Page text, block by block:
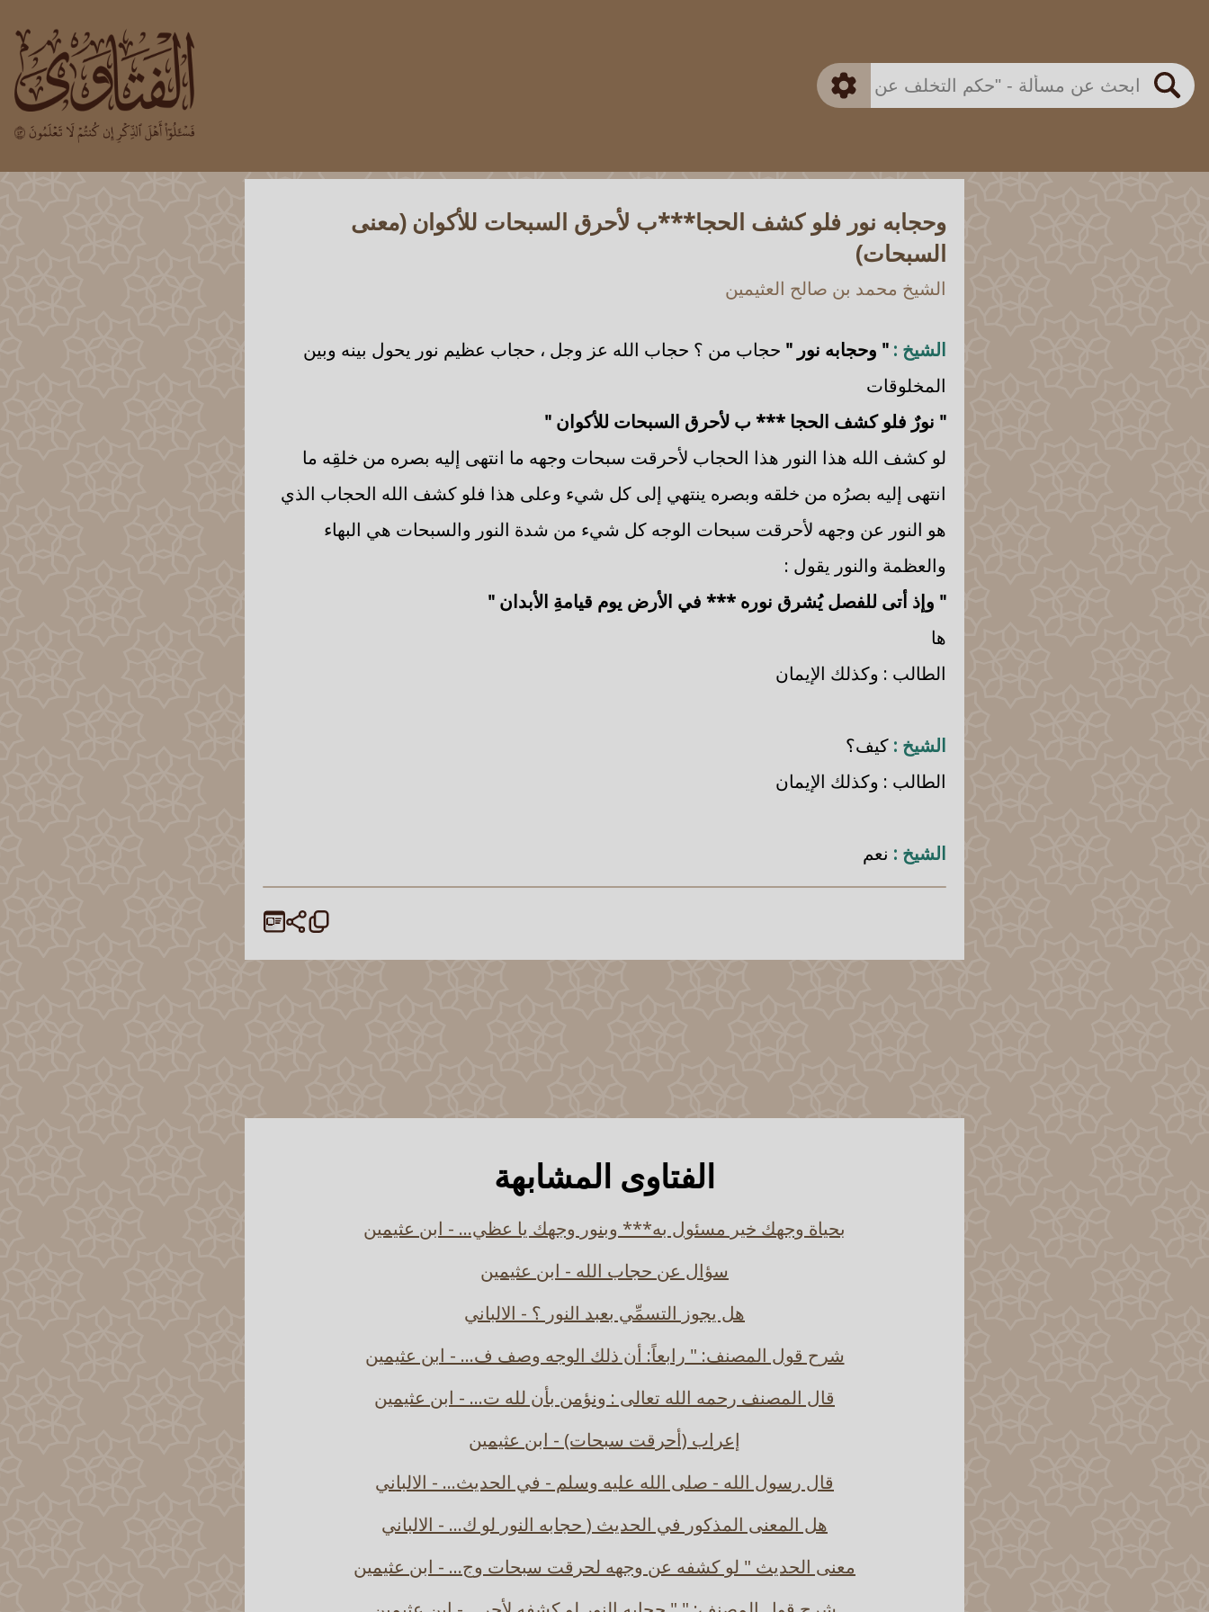
بحث
اللجنة الدائمة
متقدم
وحجابه نور فلو كشف الحجا***ب لأحرق السبحات للأكوان (معنى
السبحات)
الشيخ محمد بن صالح العثيمين
الشيخ : " وحجابه نور " حجاب من ؟ حجاب الله عز وجل ، حجاب عظيم نور يحول بينه وبين
المخلوقات
" نورٌ فلو كشف الحجا *** ب لأحرق السبحات للأكوان "
لو كشف الله هذا النور هذا الحجاب لأحرقت سبحات وجهه ما انتهى إليه بصره من خلقِه ما
انتهى إليه بصرُه من خلقه وبصره ينتهي إلى كل شيء وعلى هذا فلو كشف الله الحجاب الذي
هو النور عن وجهه لأحرقت سبحات الوجه كل شيء من شدة النور والسبحات هي البهاء
والعظمة والنور يقول :
" وإذ أتى للفصل يُشرق نوره *** في الأرض يوم قيامةِ الأبدان "
ها
الطالب : وكذلك الإيمان
الشيخ : كيف؟
الطالب : وكذلك الإيمان
الشيخ : نعم
الفتاوى المشابهة
بحياة وجهك خير مسئول به*** وبنور وجهك يا عظي... - ابن عثيمين
سؤال عن حجاب الله - ابن عثيمين
هل يجوز التسمِّي بعبد النور ؟ - الالباني
شرح قول المصنف: " رابعاً: أن ذلك الوجه وصف ف... - ابن عثيمين
قال المصنف رحمه الله تعالى : ونؤمن بأن لله ت... - ابن عثيمين
إعراب (أحرقت سبحات) - ابن عثيمين
قال رسول الله - صلى الله عليه وسلم - في الحديث... - الالباني
هل المعنى المذكور في الحديث ( حجابه النور لو ك... - الالباني
معنى الحديث " لو كشفه عن وجهه لحرقت سبحات وج... - ابن عثيمين